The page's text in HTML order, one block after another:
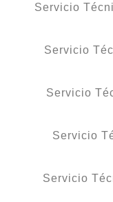
Servicio
Servicio
Servicio
Servicio
Servicio